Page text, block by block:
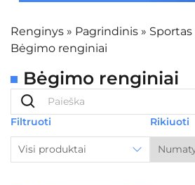
Renginys » Pagrindinis » Sportas
Bėgimo renginiai
Bėgimo renginiai
Filtruoti
Visi produktai
Rikiuoti